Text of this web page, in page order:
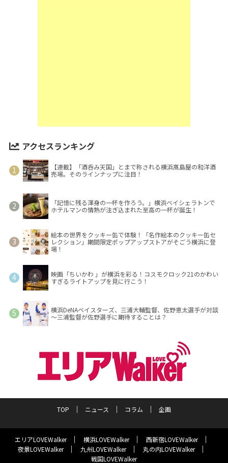
アクセスランキング
【連載】「酒呑み天国」とまで称される横浜髙島屋の和洋酒
売場。そのラインナップに注目！
「記憶に残る渾身の一杯を作ろう。」横浜ベイシェラトンで
ホテルマンの情熱が注ぎ込まれた至高の一杯が誕生！
絵本の世界をクッキー缶で体験！「名作絵本のクッキー缶セ
レクション」期間限定ポップアップストアがそごう横浜に登
場！
映画「ちいかわ 」が横浜を彩る！コスモクロック21のかわい
すぎるライトアップを見に行こう！
横浜DeNAベイスターズ、三浦大輔監督、佐野恵太選手が対談
～三浦監督が佐野選手に期待することは？
TOP ニュース コラム 企画
エリアLOVEWalker 横浜LOVEWalker
西新宿LOVEWalker
夜景LOVEWalker
九州LOVEWalker
丸の内LOVEWalker
戦国LOVEWalker